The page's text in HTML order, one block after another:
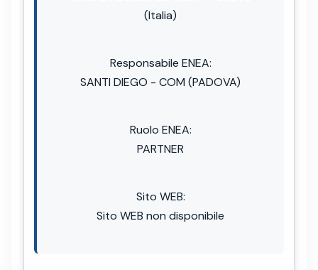
(Italia)
Responsabile ENEA:
SANTI DIEGO - COM (PADOVA)
Ruolo ENEA:
PARTNER
Sito WEB:
Sito WEB non disponibile